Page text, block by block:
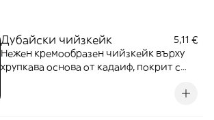
Дубайски чийзкейк
5,11 €
Нежен кремообразен чийзкейк върху
хрупкава основа от кадаиф, покрит с